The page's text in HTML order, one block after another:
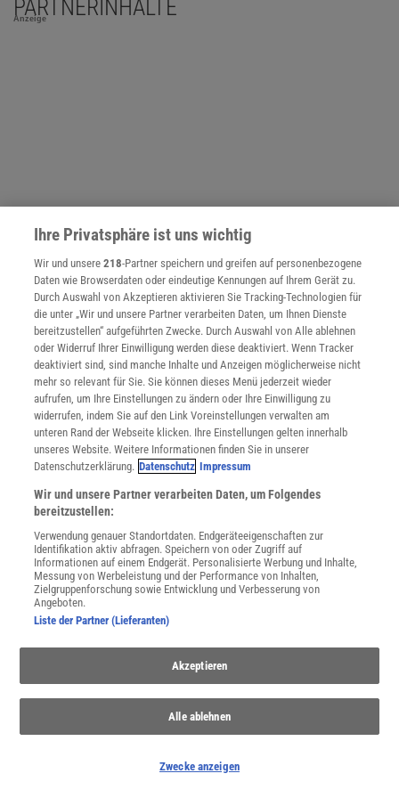
PARTNERINHALTE
Anzeige
NACH OBEN
Für Sie im Spektrum-Shop und am Kiosk:
Spektrum .de-Newsletter abonnieren
Sie können unsere Newsletter jederzeit wieder abbestellen. Infos zu unserem Umgang
mit Ihren personenbezogenen Daten finden Sie in unsererDatenschutzerklärung.
Ihre Privatsphäre ist uns wichtig
Wir und unsere218-Partner speichern und greifen auf personenbezogene
Daten wie Browserdaten oder eindeutige Kennungen auf Ihrem Gerät zu.
Durch Auswahl von Akzeptieren aktivieren Sie Tracking-Technologien für
die unter „Wir und unsere Partner verarbeiten Daten, um Ihnen Dienste
bereitzustellen“ aufgeführten Zwecke. Durch Auswahl von Alle ablehnen
oder Widerruf Ihrer Einwilligung werden diese deaktiviert. Wenn Tracker
deaktiviert sind, sind manche Inhalte und Anzeigen möglicherweise nicht
mehr so relevant für Sie. Sie können dieses Menü jederzeit wieder
aufrufen, um Ihre Einstellungen zu ändern oder Ihre Einwilligung zu
widerrufen, indem Sie auf den Link Voreinstellungen verwalten am
unteren Rand der Webseite klicken. Ihre Einstellungen gelten innerhalb
unseres Website. Weitere Informationen finden Sie in unserer
Datenschutzerklärung. Datenschutz Impressum
Wir und unsere Partner verarbeiten Daten, um Folgendes
bereitzustellen:
Verwendung genauer Standortdaten. Endgeräteeigenschaften zur
Identifikation aktiv abfragen. Speichern von oder Zugriff auf
Informationen auf einem Endgerät. Personalisierte Werbung und Inhalte,
Messung von Werbeleistung und der Performance von Inhalten,
Zielgruppenforschung sowie Entwicklung und Verbesserung von
Angeboten.
Liste der Partner (Lieferanten)
Akzeptieren
Alle ablehnen
Zwecke anzeigen